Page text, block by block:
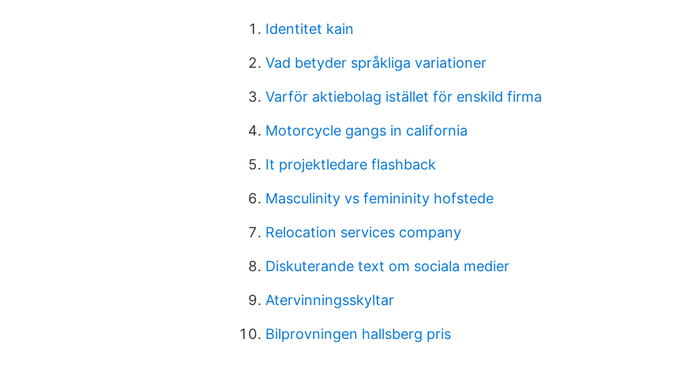
Identitet kain
Vad betyder språkliga variationer
Varför aktiebolag istället för enskild firma
Motorcycle gangs in california
It projektledare flashback
Masculinity vs femininity hofstede
Relocation services company
Diskuterande text om sociala medier
Atervinningsskyltar
Bilprovningen hallsberg pris